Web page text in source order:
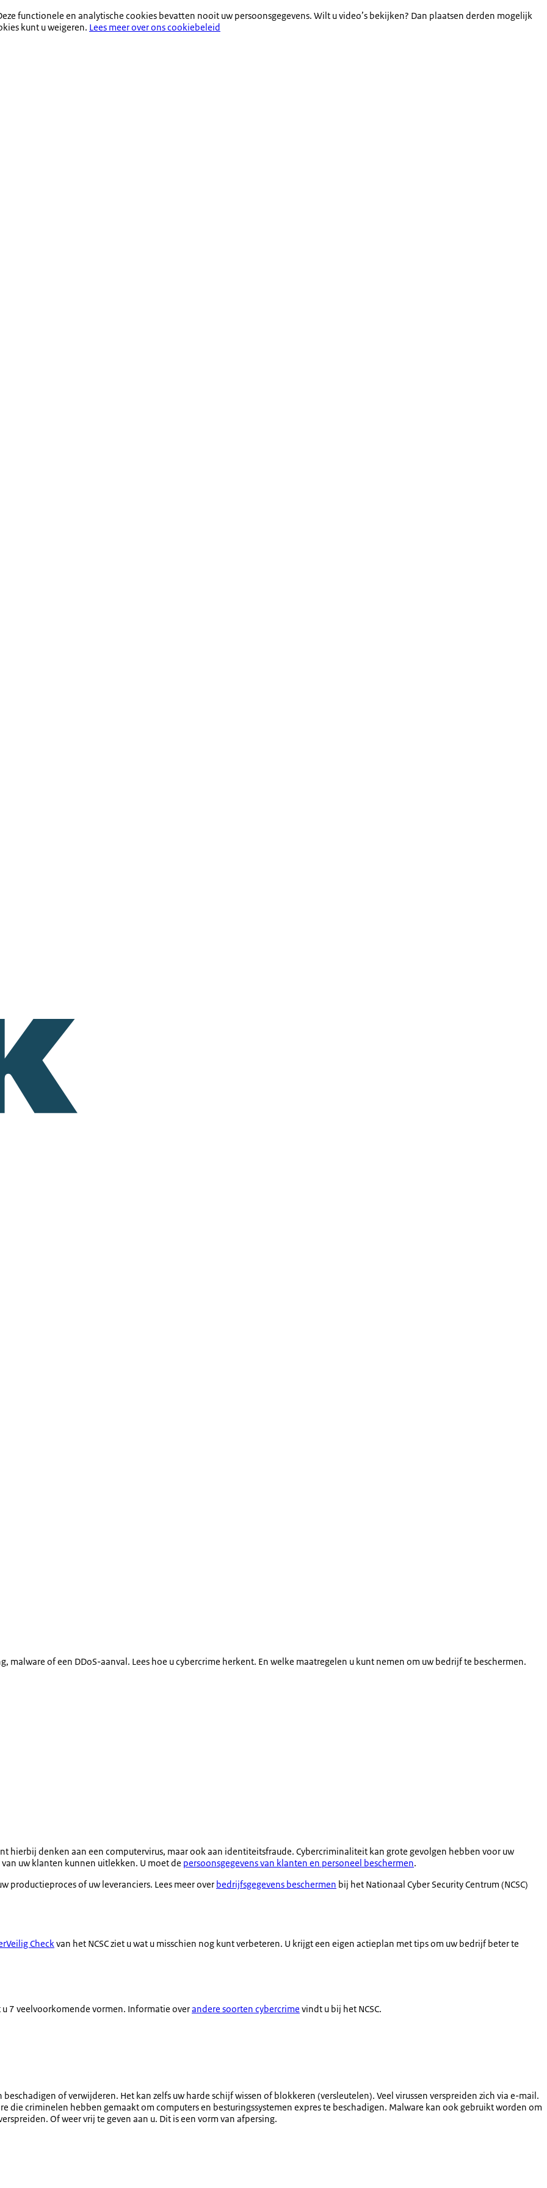
functionele en analytische cookies bevatten nooit uw persoonsgegevens. Wilt u video’s bekijken? Dan plaatsen derden mogelijk
kunt u weigeren. Lees meer over ons cookiebeleid
of een DDoS-aanval. Lees hoe u cybercrime herkent. En welke maatregelen u kunt nemen om uw bedrijf te beschermen.
hierbij denken aan een computervirus, maar ook aan identiteitsfraude. Cybercriminaliteit kan grote gevolgen hebben voor uw
uw klanten kunnen uitlekken. U moet de persoonsgegevens van klanten en personeel beschermen.
productieproces of uw leveranciers. Lees meer over bedrijfsgegevens beschermen bij het Nationaal Cyber Security Centrum (NCSC)
Checkvan het NCSC ziet u wat u misschien nog kunt verbeteren. U krijgt een eigen actieplan met tips om uw bedrijf beter te
7 veelvoorkomende vormen. Informatie overandere soorten cybercrime vindt u bij het NCSC.
of verwijderen. Het kan zelfs uw harde schijf wissen of blokkeren (versleutelen). Veel virussen verspreiden zich via e-mail.
die criminelen hebben gemaakt om computers en besturingssystemen expres te beschadigen. Malware kan ook gebruikt worden om
Of weer vrij te geven aan u. Dit is een vorm van afpersing.